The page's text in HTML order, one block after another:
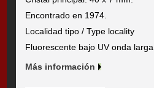
Encontrado en 1974.
Localidad tipo / Type locality
Fluorescente bajo UV onda larga
Más información